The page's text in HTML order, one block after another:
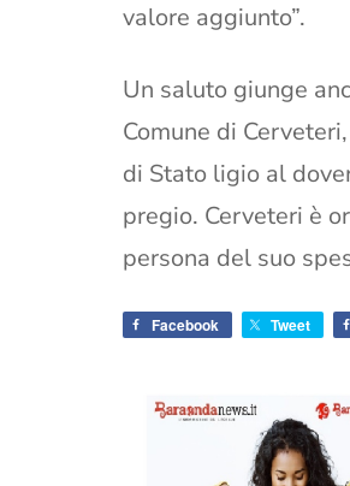
valore aggiunto”.
Un saluto giunge
Comune di
di Stato ligio al
pregio. Cerveteri è
persona del suo
Facebook Tweet